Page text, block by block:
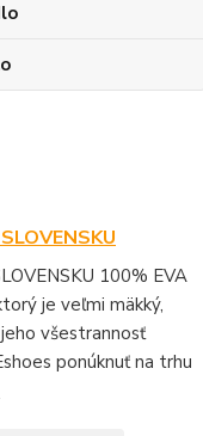
100% EVA
je veľmi mäkký,
všestrannosť
ponúknuť na trhu